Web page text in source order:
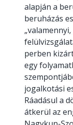
alapján a
beruházás
perben
egy
jogalkotási
Ráadásul a
átkerül az